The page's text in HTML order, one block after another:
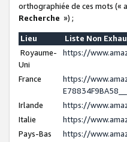
orthographiée de ces mots («
Recherche ») ;
Lieu
Liste Non
Royaume-
Uni
https://
France
https://
Irlande
https://
Italie
https://
Pays-Bas
https://